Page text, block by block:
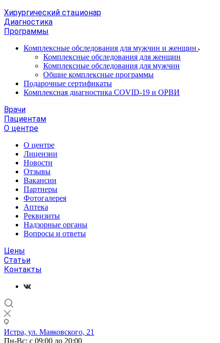
Хирургический стационар
Диагностика
Программы
Комплексные обследования для мужчин и женщин
Комплексные обследования для женщин
Комплексные обследования для мужчин
Общие комплексные программы
Подарочные сертификаты
Комплексная диагностика COVID-19 и ОРВИ
Врачи
Пациентам
О центре
О центре
Лицензии
Новости
Отзывы
Вакансии
Партнеры
Фотогалерея
Аптека
Реквизиты
Надзорные органы
Вопросы и ответы
Цены
Статьи
Контакты
Истра, ул. Маяковского, 21
Пн-Вс: с 09:00 до 20:00